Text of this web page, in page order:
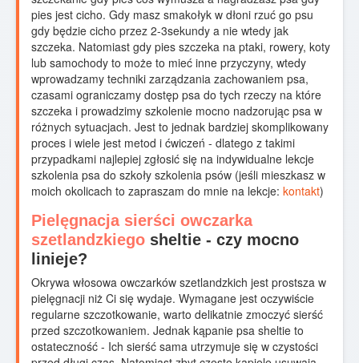
pies jest cicho. Gdy masz smakołyk w dłoni rzuć go psu
gdy będzie cicho przez 2-3sekundy a nie wtedy jak
szczeka. Natomiast gdy pies szczeka na ptaki, rowery, koty
lub samochody to może to mieć inne przyczyny, wtedy
wprowadzamy techniki zarządzania zachowaniem psa,
czasami ograniczamy dostęp psa do tych rzeczy na które
szczeka i prowadzimy szkolenie mocno nadzorując psa w
różnych sytuacjach. Jest to jednak bardziej skomplikowany
proces i wiele jest metod i ćwiczeń - dlatego z takimi
przypadkami najlepiej zgłosić się na indywidualne lekcje
szkolenia psa do szkoły szkolenia psów (jeśli mieszkasz w
moich okolicach to zapraszam do mnie na lekcje: kontakt)
Pielęgnacja sierści owczarka
szetlandzkiego sheltie - czy mocno
linieje?
Okrywa włosowa owczarków szetlandzkich jest prostsza w
pielęgnacji niż Ci się wydaje. Wymagane jest oczywiście
regularne szczotkowanie, warto delikatnie zmoczyć sierść
przed szczotkowaniem. Jednak kąpanie psa sheltie to
ostateczność - Ich sierść sama utrzymuje się w czystości